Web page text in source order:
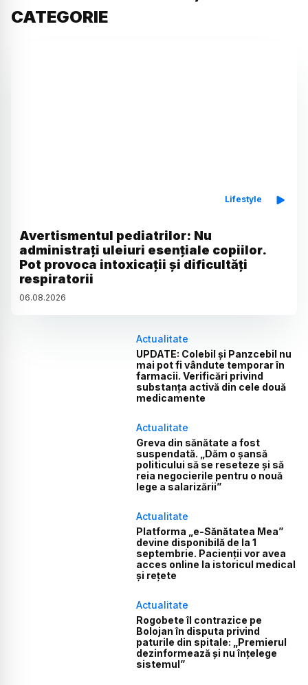
CATEGORIE
Lifestyle
Avertismentul pediatrilor: Nu
administrați uleiuri esențiale copiilor.
Pot provoca intoxicații și dificultăți
respiratorii
06.08.2026
Actualitate
UPDATE: Colebil și Panzcebil nu
mai pot fi vândute temporar în
farmacii. Verificări privind
substanța activă din cele două
medicamente
Actualitate
Greva din sănătate a fost
suspendată. „Dăm o șansă
politicului să se reseteze și să
reia negocierile pentru o nouă
lege a salarizării”
Actualitate
Platforma „e-Sănătatea Mea”
devine disponibilă de la 1
septembrie. Pacienții vor avea
acces online la istoricul medical
și rețete
Actualitate
Rogobete îl contrazice pe
Bolojan în disputa privind
paturile din spitale: „Premierul
dezinformează și nu înțelege
sistemul”